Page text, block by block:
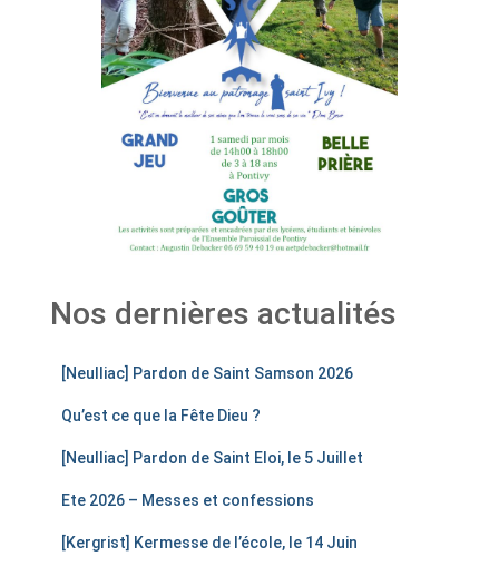
Nos dernières actualités
[Neulliac] Pardon de Saint Samson 2026
Qu’est ce que la Fête Dieu ?
[Neulliac] Pardon de Saint Eloi, le 5 Juillet
Ete 2026 – Messes et confessions
[Kergrist] Kermesse de l’école, le 14 Juin